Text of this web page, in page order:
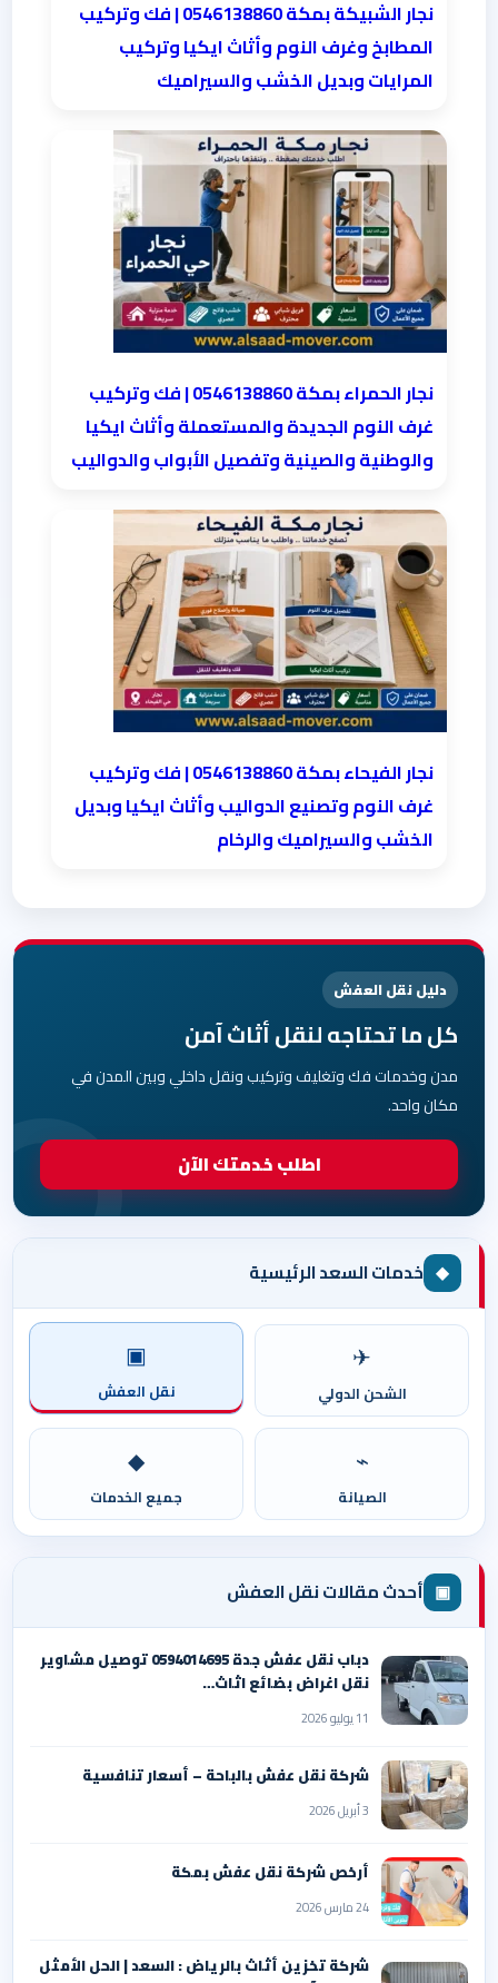
نجار الشبيكة بمكة 0546138860⁩ | فك وتركيب
المطابخ وغرف النوم وأثاث ايكيا وتركيب
المرايات وبديل الخشب والسيراميك
نجار الحمراء بمكة 0546138860⁩ | فك وتركيب
غرف النوم الجديدة والمستعملة وأثاث ايكيا
والوطنية والصينية وتفصيل الأبواب والدواليب
نجار الفيحاء بمكة 0546138860⁩ | فك وتركيب
غرف النوم وتصنيع الدواليب وأثاث ايكيا وبديل
الخشب والسيراميك والرخام
دليل نقل العفش
كل ما تحتاجه لنقل أثاث آمن
مدن وخدمات فك وتغليف وتركيب ونقل داخلي وبين المدن في
مكان واحد.
اطلب خدمتك الآن
◆ خدمات السعد الرئيسية
✈
الشحن الدولي
▣
نقل العفش
⌁
الصيانة
◆
جميع الخدمات
▣ أحدث مقالات نقل العفش
دباب نقل عفش جدة 0594014695 توصيل مشاوير
نقل اغراض بضائع اثاث…
11 يوليو 2026
شركة نقل عفش بالباحة – أسعار تنافسية
3 أبريل 2026
أرخص شركة نقل عفش بمكة
24 مارس 2026
شركة تخزين أثاث بالرياض : السعد | الحل الأمثل